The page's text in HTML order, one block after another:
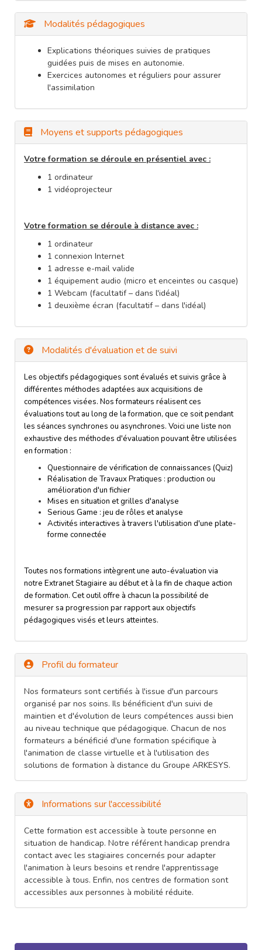
Modalités pédagogiques
Explications théoriques suivies de pratiques
guidées puis de mises en autonomie.
Exercices autonomes et réguliers pour assurer
l'assimilation
Moyens et supports pédagogiques
Votre formation se déroule en présentiel avec :
1 ordinateur
1 vidéoprojecteur
Votre formation se déroule à distance avec :
1 ordinateur
1 connexion Internet
1 adresse e-mail valide
1 équipement audio (micro et enceintes ou casque)
1 Webcam (facultatif – dans l'idéal)
1 deuxième écran (facultatif – dans l'idéal)
Modalités d'évaluation et de suivi
Les objectifs pédagogiques sont évalués et suivis grâce à
différentes méthodes adaptées aux acquisitions de
compétences visées. Nos formateurs réalisent ces
évaluations tout au long de la formation, que ce soit pendant
les séances synchrones ou asynchrones. Voici une liste non
exhaustive des méthodes d'évaluation pouvant être utilisées
en formation :
Questionnaire de vérification de connaissances (Quiz)
Réalisation de Travaux Pratiques : production ou
amélioration d'un fichier
Mises en situation et grilles d'analyse
Serious Game : jeu de rôles et analyse
Activités interactives à travers l'utilisation d'une plate-
forme connectée
Toutes nos formations intègrent une auto-évaluation via
notre Extranet Stagiaire au début et à la fin de chaque action
de formation. Cet outil offre à chacun la possibilité de
mesurer sa progression par rapport aux objectifs
pédagogiques visés et leurs atteintes.
Profil du formateur
Nos formateurs sont certifiés à l'issue d'un parcours
organisé par nos soins. Ils bénéficient d'un suivi de
maintien et d'évolution de leurs compétences aussi bien
au niveau technique que pédagogique. Chacun de nos
formateurs a bénéficié d'une formation spécifique à
l'animation de classe virtuelle et à l'utilisation des
solutions de formation à distance du Groupe ARKESYS.
Informations sur l'accessibilité
Cette formation est accessible à toute personne en
situation de handicap. Notre référent handicap prendra
contact avec les stagiaires concernés pour adapter
l'animation à leurs besoins et rendre l'apprentissage
accessible à tous. Enfin, nos centres de formation sont
accessibles aux personnes à mobilité réduite.